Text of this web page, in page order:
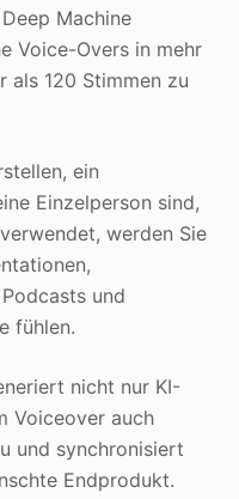
Machine
Voice-Overs in mehr
als 120 Stimmen zu
ein
Einzelperson sind,
werden Sie
und
fühlen.
nicht nur KI-
Voiceover auch
und synchronisiert
Endprodukt.